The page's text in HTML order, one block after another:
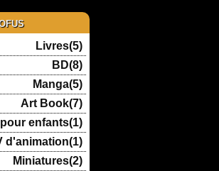
Livres(5)
BD(8)
Manga(5)
Art Book(7)
enfants(1)
d'animation(1)
Miniatures(2)